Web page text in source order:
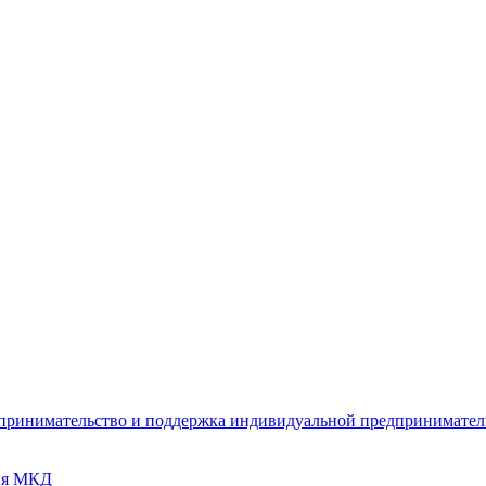
и поддержка индивидуальной
МКД